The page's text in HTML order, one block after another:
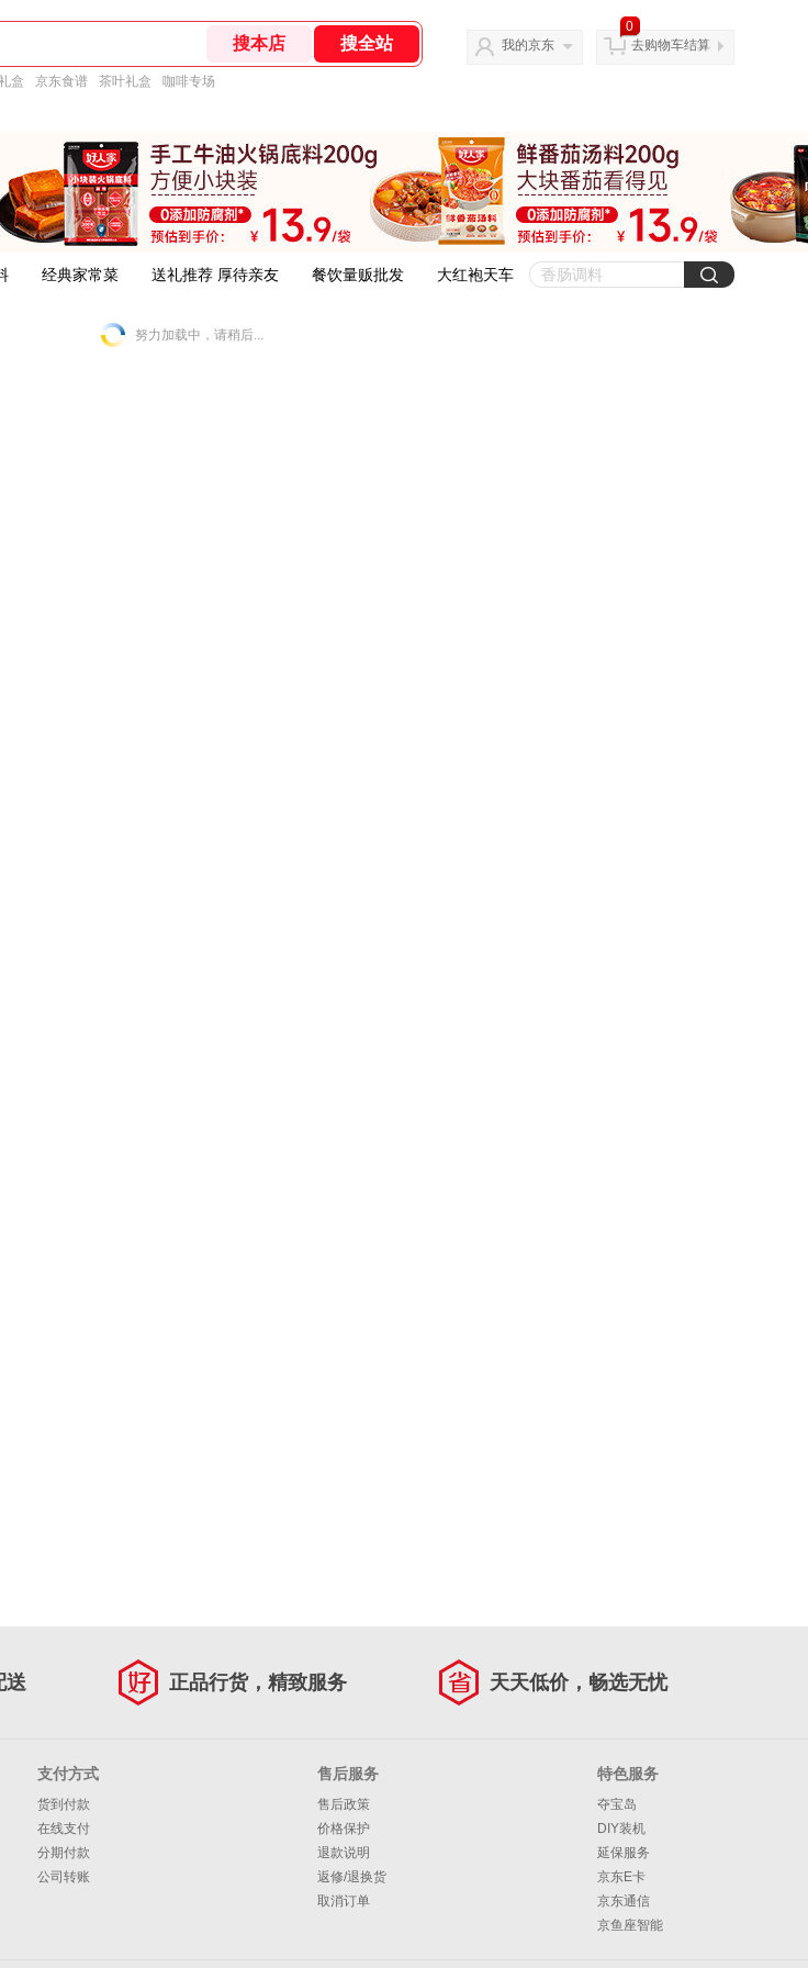
盒 京东食谱 茶叶礼盒 咖啡专场
我的京东
0
去购物车结算
经典家常菜 送礼推荐 厚待亲友 餐饮量贩批发 大红袍天车
努力加载中，请稍后...
送 正品行货，精致服务 天天低价，畅选无忧
支付方式
货到付款
在线支付
分期付款
公司转账
售后服务
售后政策
价格保护
退款说明
返修/退换货
取消订单
特色服务
夺宝岛
DIY装机
延保服务
京东E卡
京东通信
京鱼座智能